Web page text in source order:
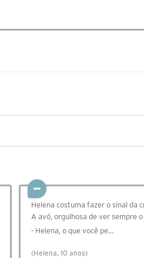
Helena costuma fazer o sinal da
A avó, orgulhosa de ver sempre
- Helena, o que você pe…
(Helena, 10 anos)